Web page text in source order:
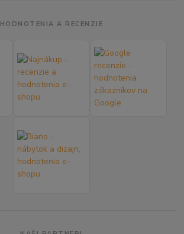
HODNOTENIA A RECENZIE